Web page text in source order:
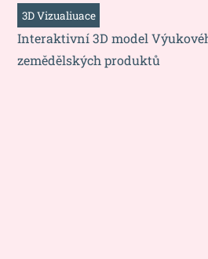
3D Vizualiuace
Interaktivní 3D model
zemědělských produktů